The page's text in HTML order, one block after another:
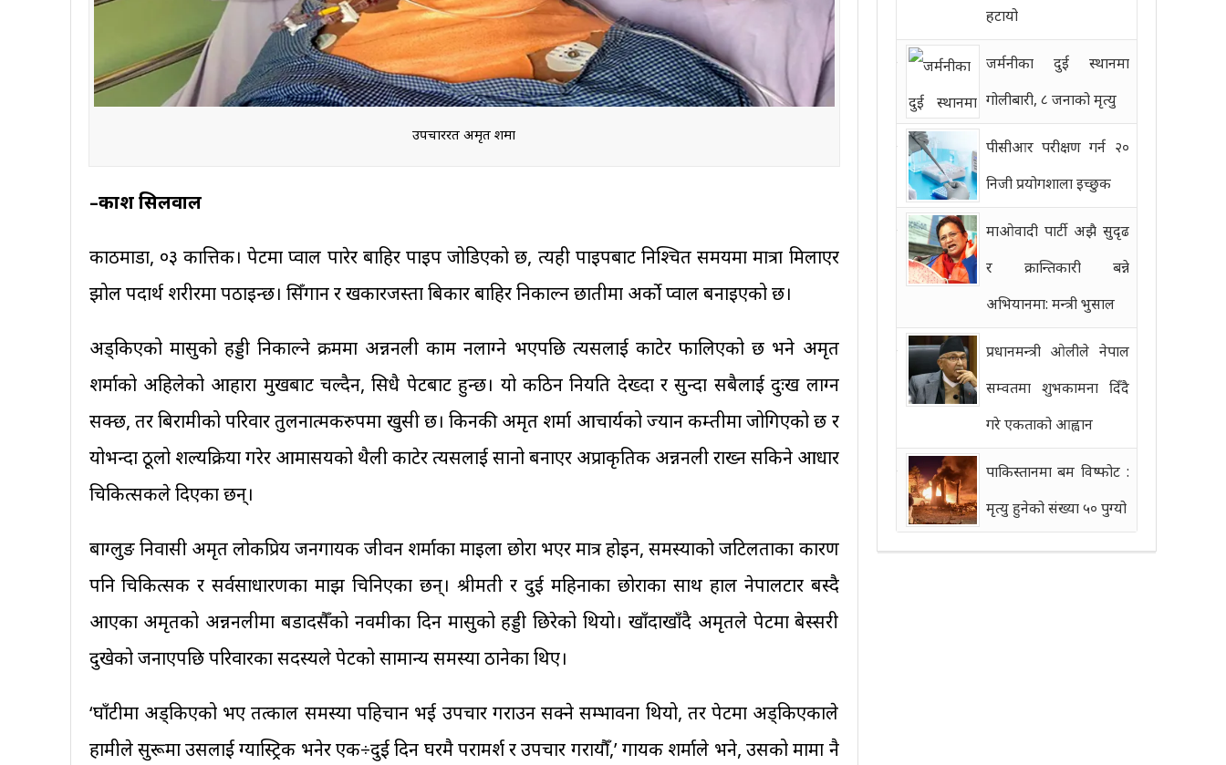
उपचाररत अमृत शर्मा
–प्रकाश सिलवाल
काठमाडौं, ०३ कात्तिक। पेटमा प्वाल पारेर बाहिर पाइप जोडिएको छ, त्यही पाइपबाट निश्चित समयमा मात्रा मिलाएर
झोल पदार्थ शरीरमा पठाइन्छ। सिँगान र खकारजस्ता बिकार बाहिर निकाल्न छातीमा अर्को प्वाल बनाइएको छ।
अड्किएको मासुको हड्डी निकाल्ने क्रममा अन्ननली काम नलाग्ने भएपछि त्यसलाई काटेर फालिएको छ भने अमृत
शर्माको अहिलेको आहारा मुखबाट चल्दैन, सिधै पेटबाट हुन्छ। यो कठिन नियति देख्दा र सुन्दा सबैलाई दुःख लाग्न
सक्छ, तर बिरामीको परिवार तुलनात्मकरुपमा खुसी छ। किनकी अमृत शर्मा आचार्यको ज्यान कम्तीमा जोगिएको छ र
योभन्दा ठूलो शल्यक्रिया गरेर आमासयको थैली काटेर त्यसलाई सानो बनाएर अप्राकृतिक अन्ननली राख्न सकिने आधार
चिकित्सकले दिएका छन्।
बाग्लुङ निवासी अमृत लोकप्रिय जनगायक जीवन शर्माका माइला छोरा भएर मात्र होइन, समस्याको जटिलताका कारण
पनि चिकित्सक र सर्वसाधारणका माझ चिनिएका छन्। श्रीमती र दुई महिनाका छोराका साथ हाल नेपालटार बस्दै
आएका अमृतको अन्ननलीमा बडादसैँको नवमीका दिन मासुको हड्डी छिरेको थियो। खाँदाखाँदै अमृतले पेटमा बेस्सरी
दुखेको जनाएपछि परिवारका सदस्यले पेटको सामान्य समस्या ठानेका थिए।
‘घाँटीमा अड्किएको भए तत्काल समस्या पहिचान भई उपचार गराउन सक्ने सम्भावना थियो, तर पेटमा अड्किएकाले
हामीले सुरूमा उसलाई ग्यास्ट्रिक भनेर एक÷दुई दिन घरमै परामर्श र उपचार गरायौँ,’ गायक शर्माले भने, उसको मामा नै
हटायो
जर्मनीका दुई स्थानमा
गोलीबारी, ८ जनाको मृत्यु
पीसीआर परीक्षण गर्न २०
निजी प्रयोगशाला इच्छुक
माओवादी पार्टी अझै सुदृढ
र क्रान्तिकारी बन्ने
अभियानमा: मन्त्री भुसाल
प्रधानमन्त्री ओलीले नेपाल
सम्वतमा शुभकामना दिँदै
गरे एकताको आह्वान
पाकिस्तानमा बम विष्फोट :
मृत्यु हुनेको संख्या ५० पुग्यो